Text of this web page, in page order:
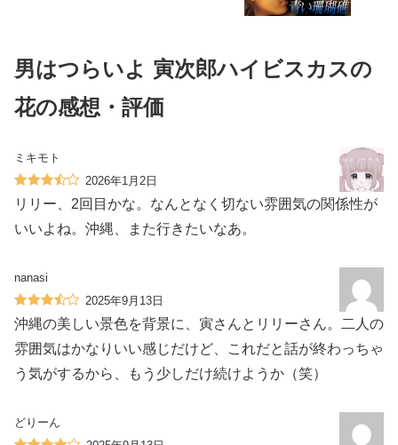
男はつらいよ 寅次郎ハイビスカスの
花の感想・評価
ミキモト
2026年1月2日
リリー、2回目かな。なんとなく切ない雰囲気の関係性が
いいよね。沖縄、また行きたいなあ。
nanasi
2025年9月13日
沖縄の美しい景色を背景に、寅さんとリリーさん。二人の
雰囲気はかなりいい感じだけど、これだと話が終わっちゃ
う気がするから、もう少しだけ続けようか（笑）
どりーん